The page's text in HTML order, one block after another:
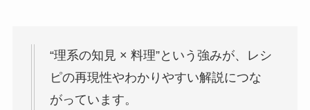
“理系の知見 × 料理”という強みが、レシ
ピの再現性やわかりやすい解説につな
がっています。